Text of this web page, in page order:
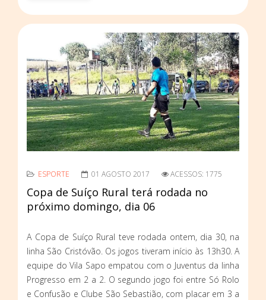
ESPORTE 01 AGOSTO 2017 ACESSOS: 1775
Copa de Suíço Rural terá rodada no
próximo domingo, dia 06
A Copa de Suíço Rural teve rodada ontem, dia 30, na
linha São Cristóvão. Os jogos tiveram início às 13h30. A
equipe do Vila Sapo empatou com o Juventus da linha
Progresso em 2 a 2. O segundo jogo foi entre Só Rolo
e Confusão e Clube São Sebastião, com placar em 3 a